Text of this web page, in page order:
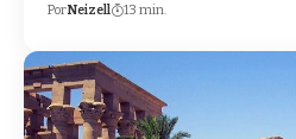
PorNeizell 13 min.